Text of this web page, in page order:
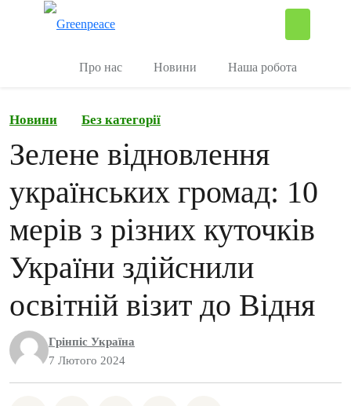
Про нас Новини Наша робота
Новини Без категорії
Зелене відновлення
українських громад: 10
мерів з різних куточків
України здійснили
освітній візит до Відня
Грінпіс Україна
7 Лютого 2024